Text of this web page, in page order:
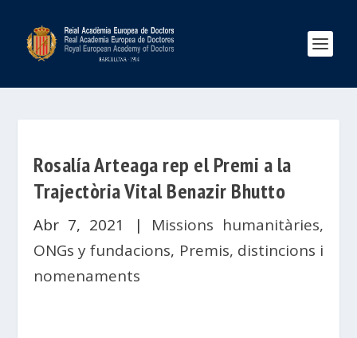
Rosalía Arteaga rep el Premi a la
Trajectòria Vital Benazir Bhutto
Abr 7, 2021 | Missions humanitàries,
ONGs y fundacions, Premis, distincions i
nomenaments